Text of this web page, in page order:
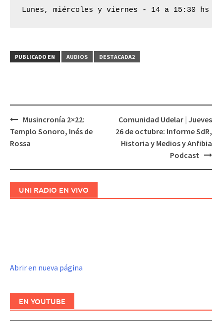
Lunes, miércoles y viernes - 14 a 15:30 hs
PUBLICADO EN AUDIOS DESTACADA2
Navegación
de
Musincronía 2×22:
Templo Sonoro, Inés de
Rossa
Comunidad Udelar | Jueves
26 de octubre: Informe SdR,
Historia y Medios y Anfibia
Podcast
UNI RADIO EN VIVO
Abrir en nueva página
EN YOUTUBE